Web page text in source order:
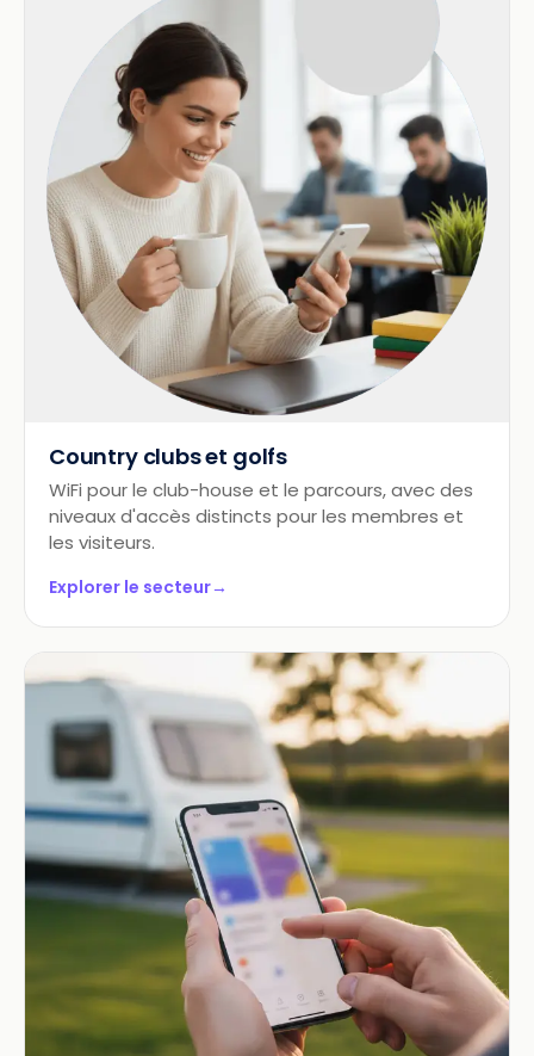
Country clubs et golfs
WiFi pour le club-house et le parcours, avec des
niveaux d'accès distincts pour les membres et
les visiteurs.
Explorer le secteur→